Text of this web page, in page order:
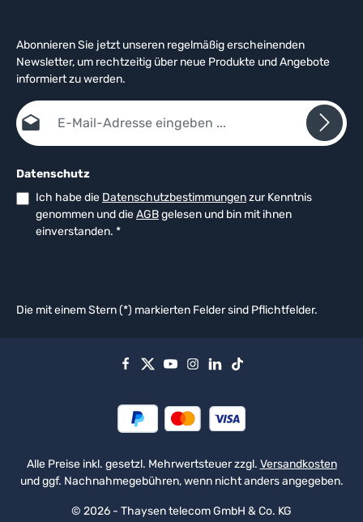
Abonnieren Sie jetzt unseren regelmäßig erscheinenden
Newsletter, um rechtzeitig über neue Produkte und Angebote
informiert zu werden.
E-Mail-Adresse*
Datenschutz
Ich habe die Datenschutzbestimmungenzur Kenntnis
genommen und dieAGBgelesen und bin mit ihnen
einverstanden. *
Die mit einem Stern (*) markierten Felder sind Pflichtfelder.
© 2026 - Thaysen telecom GmbH & Co. KG
Alle Preise inkl. gesetzl. Mehrwertsteuer zzgl. Versandkosten
und ggf. Nachnahmegebühren, wenn nicht anders angegeben.